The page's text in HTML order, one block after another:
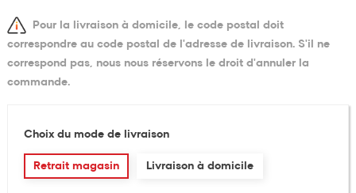
Pour la livraison à domicile, le code postal doit
correspondre au code postal de l'adresse de livraison. S'il ne
correspond pas, nous nous réservons le droit d'annuler la
commande.
Choix du mode de livraison
Retrait magasin Livraison à domicile